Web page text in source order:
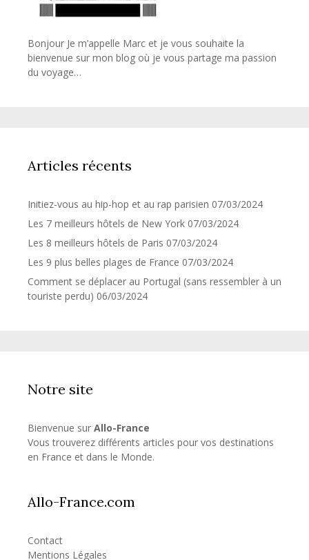
Bonjour Je m’appelle Marc et je vous souhaite la
bienvenue sur mon blog où je vous partage ma passion
du voyage…
Articles récents
Initiez-vous au hip-hop et au rap parisien 07/03/2024
Les 7 meilleurs hôtels de New York 07/03/2024
Les 8 meilleurs hôtels de Paris 07/03/2024
Les 9 plus belles plages de France 07/03/2024
Comment se déplacer au Portugal (sans ressembler à un
touriste perdu) 06/03/2024
Notre site
Bienvenue sur Allo-France
Vous trouverez différents articles pour vos destinations
en France et dans le Monde.
Allo-France.com
Contact
Mentions Légales